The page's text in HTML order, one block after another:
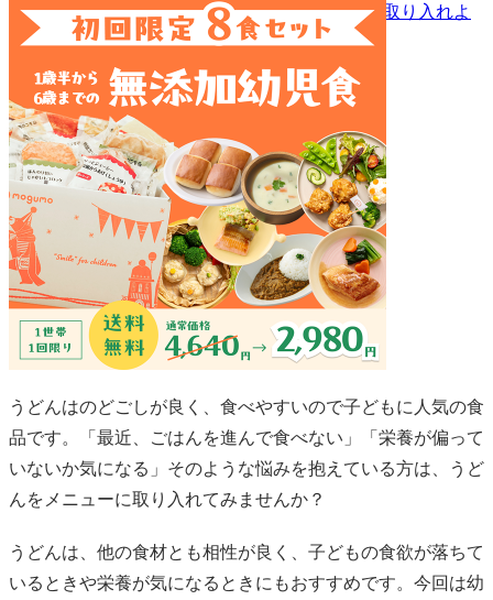
8.いろいろなアレンジで幼児食にうどんを取り入れよ
う♪
うどんはのどごしが良く、食べやすいので子どもに人気の食
品です。「最近、ごはんを進んで食べない」「栄養が偏って
いないか気になる」そのような悩みを抱えている方は、うど
んをメニューに取り入れてみませんか？
うどんは、他の食材とも相性が良く、子どもの食欲が落ちて
いるときや栄養が気になるときにもおすすめです。今回は幼